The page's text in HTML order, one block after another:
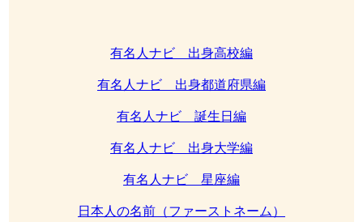
有名人ナビ 出身高校編
有名人ナビ 出身都道府県編
有名人ナビ 誕生日編
有名人ナビ 出身大学編
有名人ナビ 星座編
日本人の名前（ファーストネーム）